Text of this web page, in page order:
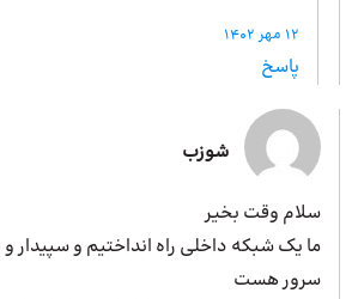
12 مهر 1402
پاسخ
شوزب
سلام وقت بخیر
ما یک شبکه داخلی راه انداختیم و سپیدار
سرور هست